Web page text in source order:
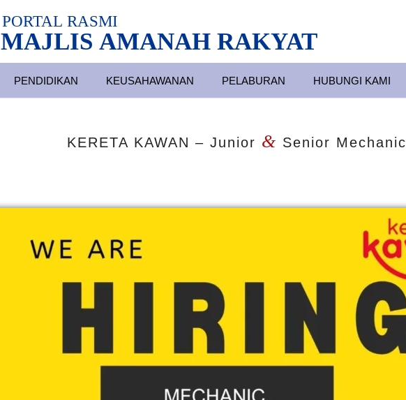
MAJLIS AMANAH RAKYAT
PORTAL RASMI
PENDIDIKAN KEUSAHAWANAN PELABURAN HUBUNGI KAMI
KERETA KAWAN – Junior & Senior Mechanic